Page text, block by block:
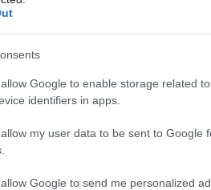
Google to enable storage related
identifiers in apps.
my user data to be sent to Google
Google to send me personalized
tiesā nespēj
asaras
Vācijas varasiestāžu lēmumu
77.gadadiena kopš Otrā
gan Krievijas, gan
sadursmes.